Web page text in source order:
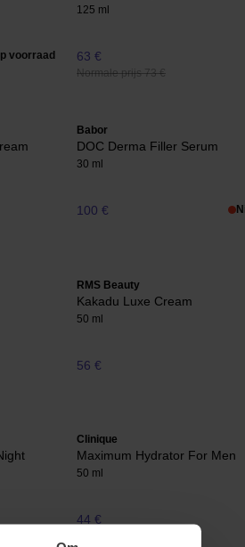
voorraad
125 ml
63 €
Normale prijs 73 €
Babor
DOC Derma Filler Serum
30 ml
100 €
RMS Beauty
Kakadu Luxe Cream
50 ml
56 €
Clinique
Maximum Hydrator For Men
50 ml
44 €